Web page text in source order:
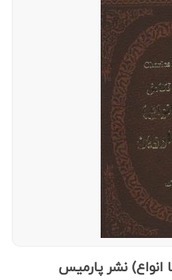
انواع) نشر پارمیس